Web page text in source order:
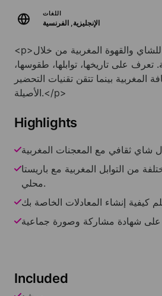
اللغات
الإنجليزية, الفرنسية
<p>اكتشف التقاليد الغنية للشاي والقهوة المغربية من خلال
على تاريخها، توابلها، طقوسها،
المغربية بينما تتقن تقنيات التحضير
الأصيلة.</p>
Highlights
من التوابل المغربية مع باريستا
محلي.
كيفية إنشاء المعادلات الخاصة بك
Included